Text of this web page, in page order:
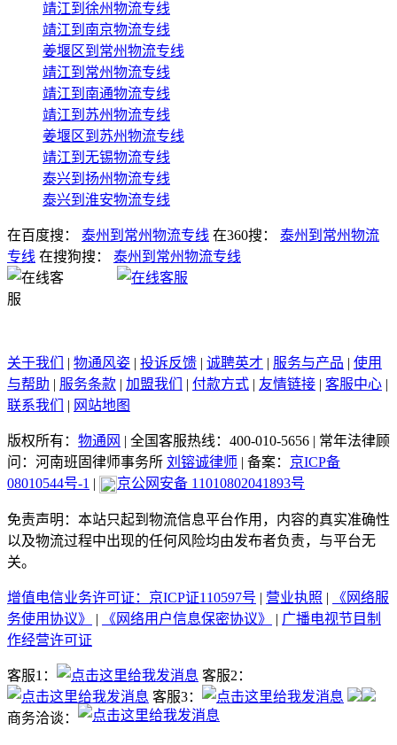
靖江到徐州物流专线
靖江到南京物流专线
姜堰区到常州物流专线
靖江到常州物流专线
靖江到南通物流专线
靖江到苏州物流专线
姜堰区到苏州物流专线
靖江到无锡物流专线
泰兴到扬州物流专线
泰兴到淮安物流专线
在百度搜： 泰州到常州物流专线 在360搜：
泰州到常州物流
专线 在搜狗搜： 泰州到常州物流专线
关于我们 | 物通风姿 | 投诉反馈 | 诚聘英才 | 服务与产品 | 使用
与帮助 | 服务条款 | 加盟我们 | 付款方式 | 友情链接 | 客服中心 |
联系我们
| 网站地图
版权所有： 物通网 | 全国客服热线：400-010-5656 | 常年法律顾
问：河南班固律师事务所 刘镕诚律师 | 备案： 京ICP备
08010544号-1 | 京公网安备 11010802041893号
免责声明：本站只起到物流信息平台作用，内容的真实准确性
以及物流过程中出现的任何风险均由发布者负责，与平台无
关。
增值电信业务许可证：京ICP证110597号 | 营业执照 |
《网络服
务使用协议》
| 《网络用户信息保密协议》 | 广播电视节目制
作经营许可证
客服1：
客服2：
客服3：
商务洽谈：